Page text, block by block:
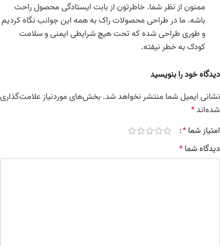
ممنون از نظر شما. خاطرتون از بابت ایستادگی محصول راحت
باشه. ما در طراحی محصولات راک به همه این جوانب نگاه کردیم
و طوری طراحی شده که تحت هیچ شرایطی ایمنی و سلامت
کودک به خطر نیفته.
دیدگاه خود را بنویسید
نشانی ایمیل شما منتشر نخواهد شد. بخش‌های موردنیاز علامت‌گذاری
شده‌اند*
امتیاز شما*
دیدگاه شما*